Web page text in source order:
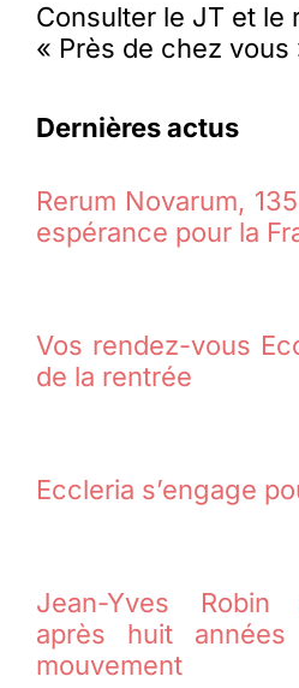
Consulter le JT et le
« Près de chez vous
Dernières actus
Rerum Novarum,
espérance pour la
Vos rendez-vous
de la rentrée
Eccleria s’engage
Jean-Yves Robin
après huit
mouvement